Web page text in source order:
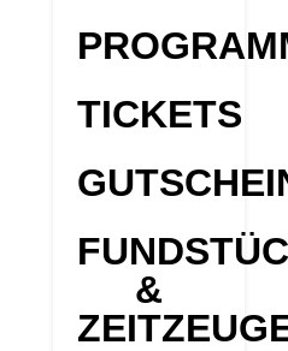
TICKETS
&